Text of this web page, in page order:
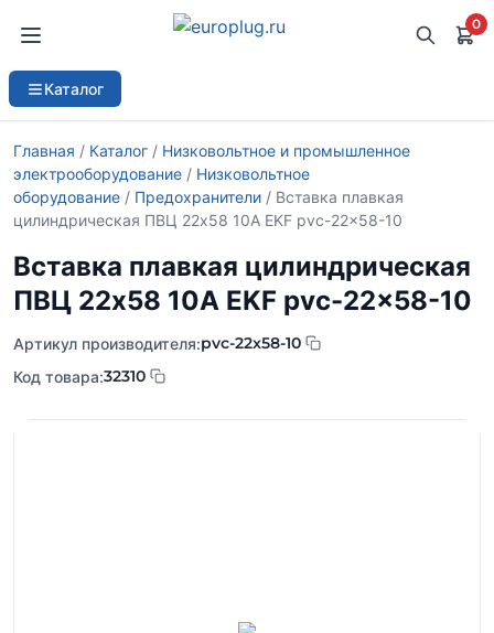
0
Каталог
Главная / Каталог / Низковольтное и промышленное
электрооборудование / Низковольтное
оборудование / Предохранители / Вставка плавкая
цилиндрическая ПВЦ 22х58 10А EKF pvc-22×58-10
Вставка плавкая цилиндрическая
ПВЦ 22х58 10А EKF pvc-22×58-10
Артикул производителя:pvc-22x58-10
Код товара:32310